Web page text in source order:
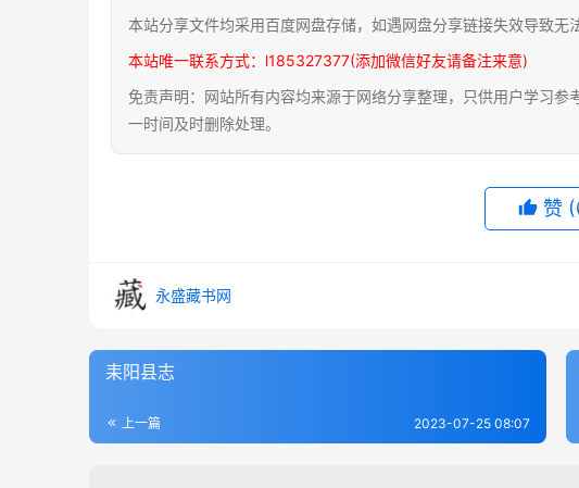
本站分享文件均采用百度网盘存储，如遇网盘分享链接失效导致无
本站唯一联系方式：l185327377(添加微信好友请备注来意)
免责声明：网站所有内容均来源于网络分享整理，只供用户学习
一时间及时删除处理。
赞
永盛藏书网
耒阳县志
上一篇 2023-07-25 08:07